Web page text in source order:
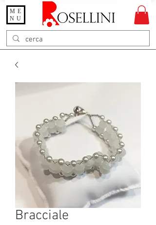
Gioielleria Rosellini
Rosellini online
ME
NU
Bracciale